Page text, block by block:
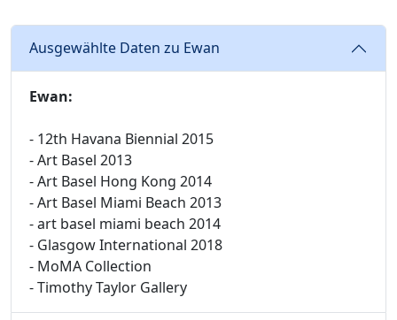
Ausgewählte Daten zu Ewan
Ewan:
- 12th Havana Biennial 2015
- Art Basel 2013
- Art Basel Hong Kong 2014
- Art Basel Miami Beach 2013
- art basel miami beach 2014
- Glasgow International 2018
- MoMA Collection
- Timothy Taylor Gallery